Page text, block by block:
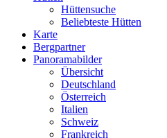
Hüttensuche
Beliebteste Hütten
Karte
Bergpartner
Panoramabilder
Übersicht
Deutschland
Österreich
Italien
Schweiz
Frankreich